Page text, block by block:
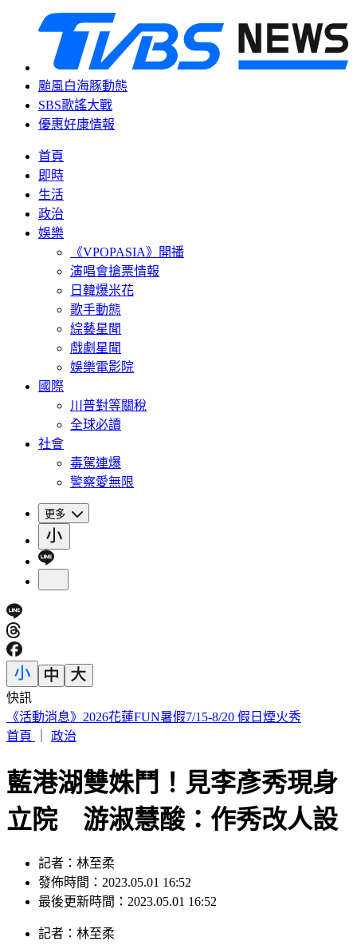
颱風白海豚動態
SBS歌謠大戰
優惠好康情報
首頁
即時
生活
政治
娛樂
《VPOPASIA》開播
演唱會搶票情報
日韓爆米花
歌手動態
綜藝星聞
戲劇星聞
娛樂電影院
國際
川普對等關稅
全球必讀
社會
毒駕連爆
警察愛無限
更多
快訊
颱風遠離「大雨繼續灌」連下6天 雨區轉移炸到紅爆
首頁
政治
藍港湖雙姝鬥！見李彥秀現身
立院 游淑慧酸：作秀改人設
記者：林至柔
發佈時間：2023.05.01 16:52
最後更新時間：2023.05.01 16:52
記者 ： 林至柔